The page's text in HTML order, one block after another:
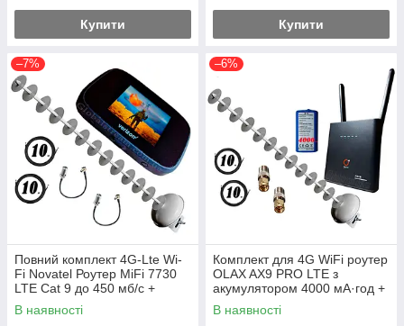
Купити Купити
–7%
Повний комплект 4G-Lte Wi-
Fi Novatel Роутер MiFi 7730
LTE Cat 9 до 450 мб/с +
антеною MiMo стріла
Гармата 20 дБ
В наявності
–6%
Комплект для 4G WiFi роутер
OLAX AX9 PRO LTE з
акумулятором 4000 мА·год +
MiMo Стріла 1700-2170 МГц
Пушка
В наявності